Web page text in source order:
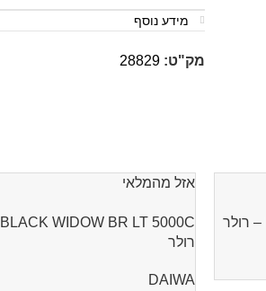
מידע נוסף
מק"ט: 28829
אזל מהמלאי
רולר
DAIWA